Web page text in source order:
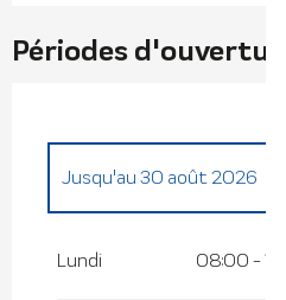
Périodes d'ouverture
30 avril 2026 3
Jusqu'au 30 août 2026
Lundi 08:00 -